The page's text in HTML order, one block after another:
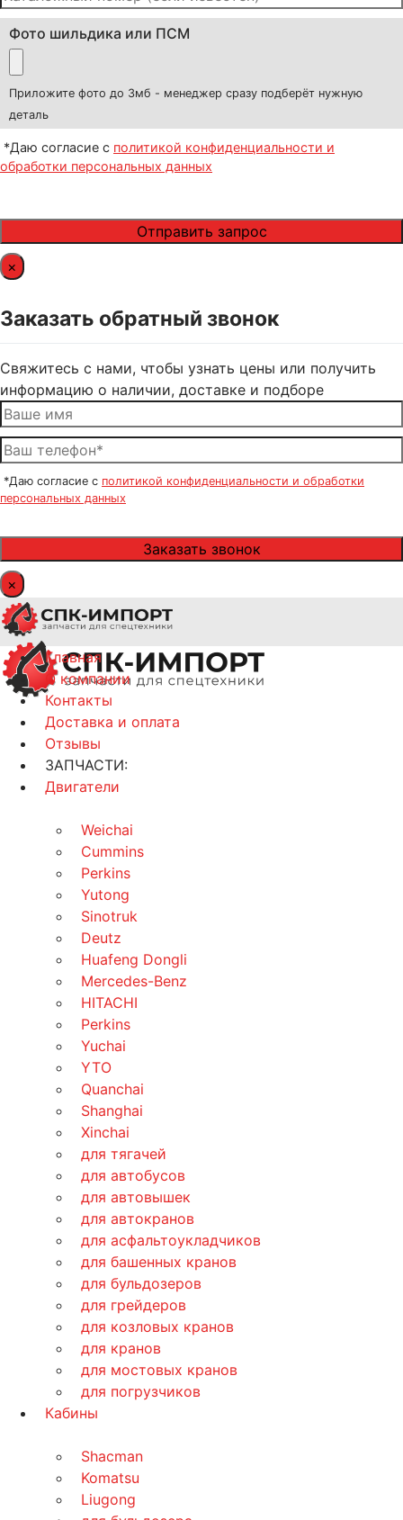
Фото шильдика или ПСМ
Приложите фото до 3мб - менеджер сразу подберёт нужную
деталь
*Даю согласие с политикой конфиденциальности и
обработки персональных данных
×
Заказать обратный звонок
Свяжитесь с нами, чтобы узнать цены или получить
информацию о наличии, доставке и подборе
*Даю согласие с политикой конфиденциальности и обработки
персональных данных
×
Главная
О компании
Контакты
Доставка и оплата
Отзывы
ЗАПЧАСТИ:
Двигатели
Weichai
Cummins
Perkins
Yutong
Sinotruk
Deutz
Huafeng Dongli
Mercedes-Benz
HITACHI
Perkins
Yuchai
YTO
Quanchai
Shanghai
Xinchai
для тягачей
для автобусов
для автовышек
для автокранов
для асфальтоукладчиков
для башенных кранов
для бульдозеров
для грейдеров
для козловых кранов
для кранов
для мостовых кранов
для погрузчиков
Кабины
Shacman
Komatsu
Liugong